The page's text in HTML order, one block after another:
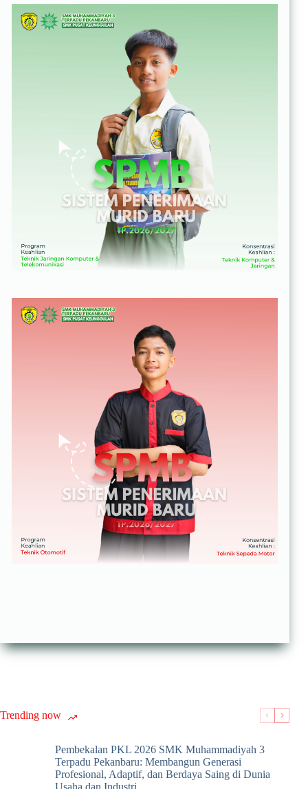
Trending now
Pembekalan PKL 2026 SMK Muhammadiyah 3
Terpadu Pekanbaru: Membangun Generasi
Profesional, Adaptif, dan Berdaya Saing di Dunia
Usaha dan Industri